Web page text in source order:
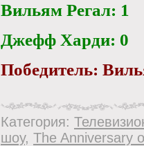
Вильям Регал: 1
Джефф Харди: 0
Победитель:
Категория:
шоу, The Anniversary